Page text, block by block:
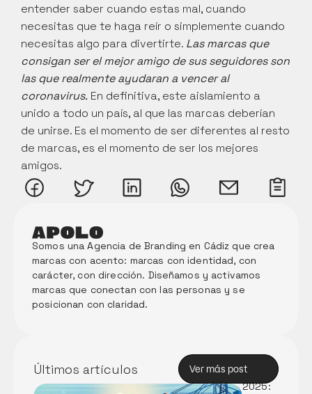
Somos una Agencia de Branding en Cádiz que crea
marcas con acento: marcas con identidad, con
carácter, con dirección. Diseñamos y activamos
marcas que conectan con las personas y se
posicionan con claridad.
entender saber cuando estas mal, cuando
necesitas que te haga reír o simplemente cuando
necesitas algo para divertirte. Las marcas que
consigan ser el mejor amigo de sus seguidores son
las que realmente ayudaran a vencer al
coronavirus. En definitiva, este aislamiento a
unido a todo un país, al que las marcas deberían
de unirse. Es el momento de ser diferentes al resto
de marcas, es el momento de ser los mejores
amigos.
Últimos artículos
Ver más post
Ver más post
Innova
ción
2025: